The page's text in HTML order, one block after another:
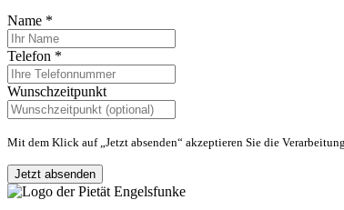
Name *
Telefon *
Wunschzeitpunkt
Mit dem Klick auf „Jetzt absenden“ akzeptieren Sie die